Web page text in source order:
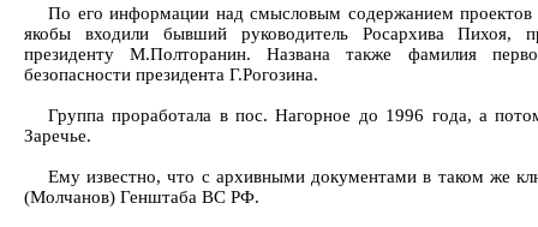
По его информации над смысловым содержанием проектов
якобы входили бывший руководитель Росархива Пихоя,
президенту М.Полторанин. Названа также фамилия
безопасности президента Г.Рогозина.
Группа проработала в пос. Нагорное до 1996 года, а
Заречье.
Ему известно, что с архивными документами в таком же
(Молчанов) Генштаба ВС РФ.